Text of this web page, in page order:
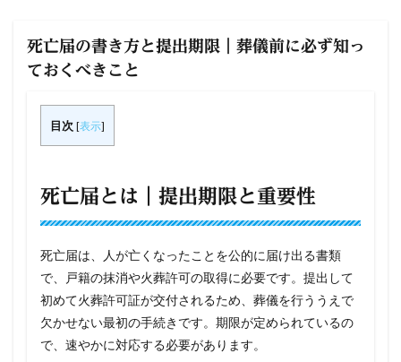
死亡届の書き方と提出期限｜葬儀前に必ず知っ
ておくべきこと
目次 [表示]
死亡届とは｜提出期限と重要性
死亡届は、人が亡くなったことを公的に届け出る書類
で、戸籍の抹消や火葬許可の取得に必要です。提出して
初めて火葬許可証が交付されるため、葬儀を行ううえで
欠かせない最初の手続きです。期限が定められているの
で、速やかに対応する必要があります。